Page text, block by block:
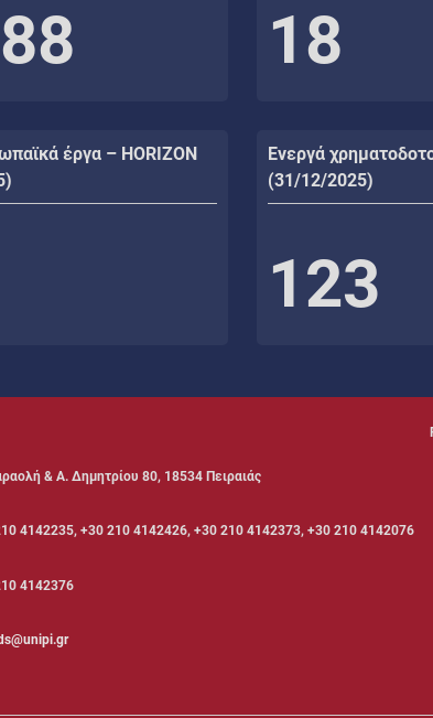
18
έργα – HORIZON
Ενεργά
(31/12/2025)
123
& Α. Δημητρίου 80, 18534 Πειραιάς
4142235, +30 210 4142426, +30 210 4142373, +30 210 4142076
4142376